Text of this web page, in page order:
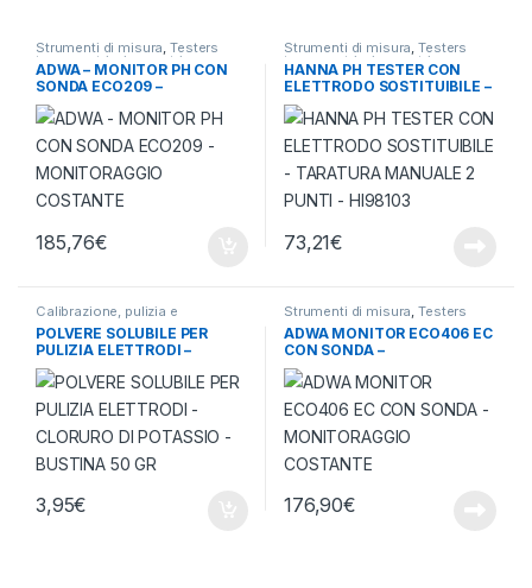
Strumenti di misura,Testers
termometri e igrometri
ADWA – MONITOR PH CON
SONDA ECO209 –
MONITORAGGIO COSTANTE
185,76€
Strumenti di misura,Testers
termometri e igrometri
HANNA PH TESTER CON
ELETTRODO SOSTITUIBILE –
TARATURA MANUALE 2
PUNTI – HI98103
73,21€
Calibrazione, pulizia e
conservazione , Strumenti di
misura
POLVERE SOLUBILE PER
PULIZIA ELETTRODI –
CLORURO DI POTASSIO –
BUSTINA 50 GR
3,95€
Strumenti di misura,Testers
termometri e igrometri
ADWA MONITOR ECO406 EC
CON SONDA –
MONITORAGGIO COSTANTE
176,90€